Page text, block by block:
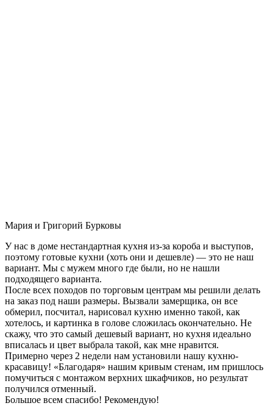
Мария и Григорий Бурковы
У нас в доме нестандартная кухня из-за короба и выступов,
поэтому готовые кухни (хоть они и дешевле) — это не наш
вариант. Мы с мужем много где были, но не нашли
подходящего варианта.
После всех походов по торговым центрам мы решили делать
на заказ под наши размеры. Вызвали замерщика, он все
обмерил, посчитал, нарисовал кухню именно такой, как
хотелось, и картинка в голове сложилась окончательно. Не
скажу, что это самый дешевый вариант, но кухня идеально
вписалась и цвет выбрала такой, как мне нравится.
Примерно через 2 недели нам установили нашу кухню-
красавицу! «Благодаря» нашим кривым стенам, им пришлось
помучиться с монтажом верхних шкафчиков, но результат
получился отменный.
Большое всем спасибо! Рекомендую!